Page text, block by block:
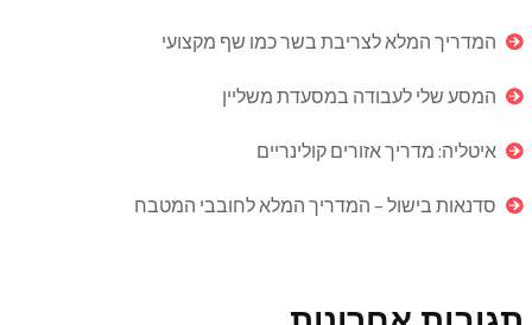
המדריך המלא לצריבת בשר כמו שף מקצועי
המסע שלי לעבודה במסעדת משליין
איטליה: מדריך אזורים קולינריים
סדנאות בישול – המדריך המלא לחובבי המטבח